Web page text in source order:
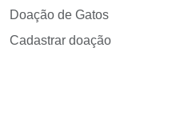
Doação de Gatos
Cadastrar doação